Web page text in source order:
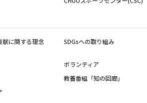
献に関する理念 SDGsへの取り組み
ボランティア
教養番組「知の回廊」